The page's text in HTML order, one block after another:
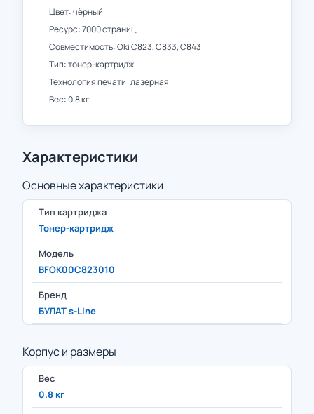
Цвет: чёрный
Ресурс: 7000 страниц
Совместимость: Oki C823, C833, C843
Тип: тонер-картридж
Технология печати: лазерная
Вес: 0.8 кг
Характеристики
Основные характеристики
Тип картриджа
Тонер-картридж
Модель
BFOK00C823010
Бренд
БУЛАТ s-Line
Корпус и размеры
Вес
0.8 кг